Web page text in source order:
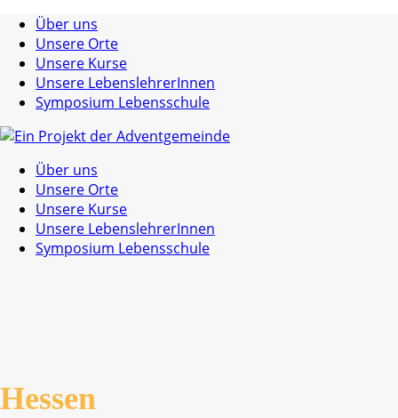
Über uns
Unsere Orte
Unsere Kurse
Unsere LebenslehrerInnen
Symposium Lebensschule
Über uns
Unsere Orte
Unsere Kurse
Unsere LebenslehrerInnen
Symposium Lebensschule
Hessen